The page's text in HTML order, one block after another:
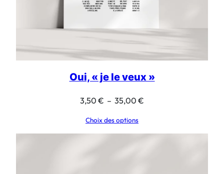
Oui, « je le veux »
3,50 € – 35,00 €
Choix des options